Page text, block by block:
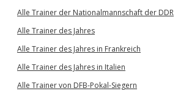
Alle Trainer der Nationalmannschaft der DDR
Alle Trainer des Jahres
Alle Trainer des Jahres in Frankreich
Alle Trainer des Jahres in Italien
Alle Trainer von DFB-Pokal-Siegern